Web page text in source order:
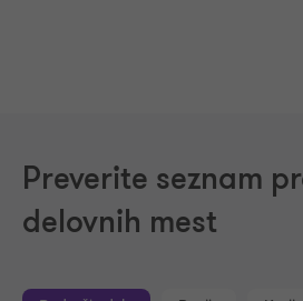
Preverite seznam
delovnih mest